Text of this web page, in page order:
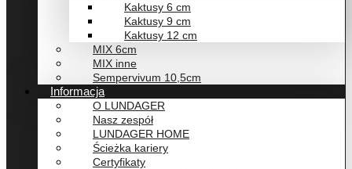
Kaktusy 6 cm
Kaktusy 9 cm
Kaktusy 12 cm
MIX 6cm
MIX inne
Sempervivum 10,5cm
Informacja
O LUNDAGER
Nasz zespół
LUNDAGER HOME
Ścieżka kariery
Certyfikaty